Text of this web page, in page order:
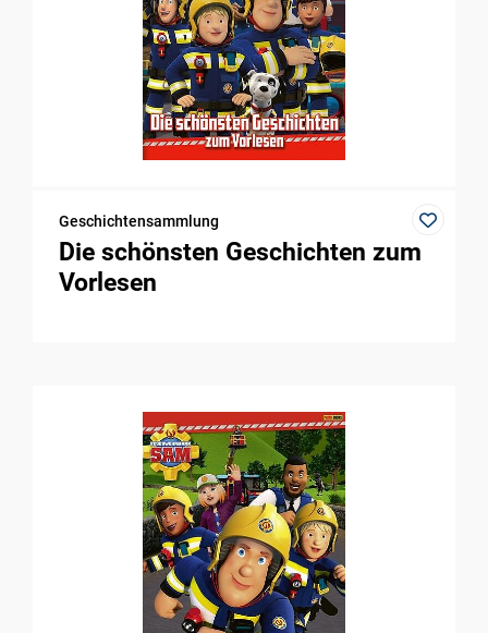
Geschichtensammlung
Die schönsten Geschichten zum
Vorlesen